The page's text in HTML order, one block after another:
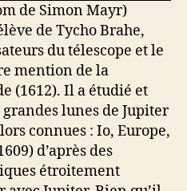
de Simon Mayr)
de Tycho Brahe,
du télescope et le
mention de la
(1612). Il a étudié et
lunes de Jupiter
connues : Io, Europe,
d’après des
étroitement